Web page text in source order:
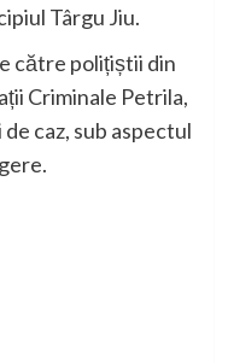
Târgu Jiu.
către polițiștii din
Criminale Petrila,
caz, sub aspectul